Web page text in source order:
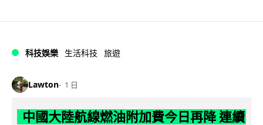
科技娛樂 生活科技 旅遊
Lawton 1 日
中國大陸航線燃油附加費今日再降 連續